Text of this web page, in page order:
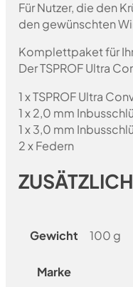
Für Nutzer, die den
den gewünschten
Komplettpaket für
Der TSPROF Ultra
1 x TSPROF Ultra
1 x 2,0 mm
1 x 3,0 mm
2 x Federn
Gewicht 100 g
Marke